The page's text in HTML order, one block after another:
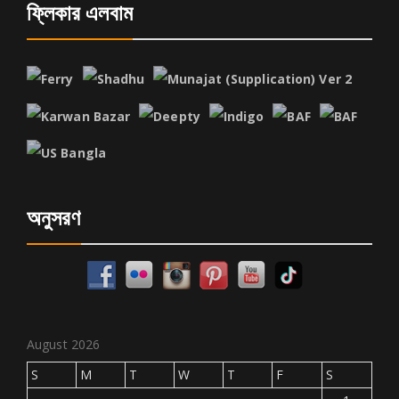
ফ্লিকার এলবাম
অনুসরণ
August 2026
S
M T W T F
S